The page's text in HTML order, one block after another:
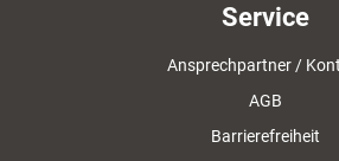
Service
Ansprechpartner /
AGB
Barrierefreiheit